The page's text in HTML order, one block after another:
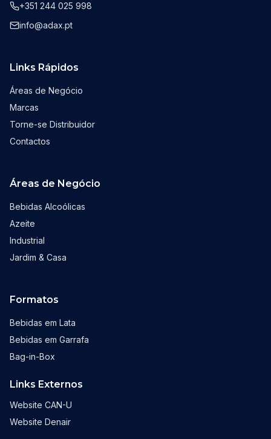
+351 244 025 998
info@adax.pt
Links Rápidos
Áreas de Negócio
Marcas
Torne-se Distribuidor
Contactos
Áreas de Negócio
Bebidas Alcoólicas
Azeite
Industrial
Jardim & Casa
Formatos
Bebidas em Lata
Bebidas em Garrafa
Bag-in-Box
Links Externos
Website CAN-U
Website Denair